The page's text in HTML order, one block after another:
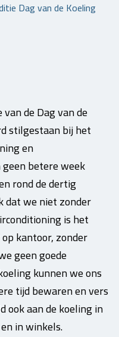
Dag van de Koeling
de Dag van de
stilgestaan bij het
en
betere week
rond de dertig
dat we niet zonder
is het
kantoor, zonder
geen goede
kunnen we ons
tijd bewaren en vers
ook aan de koeling in
in winkels.